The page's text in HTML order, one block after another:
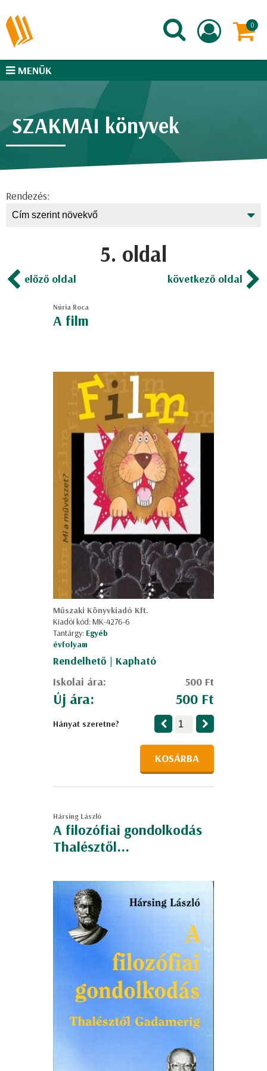
MENÜK
SZAKMAI könyvek
Rendezés:
5. oldal
előző oldal következő oldal
Núria Roca
A film
Műszaki Könyvkiadó Kft.
Kiadói kód: MK-4276-6
Tantárgy: Egyéb
évfolyam
Rendelhető | Kapható
Iskolai ára:
500 Ft
Új ára: 500 Ft
Hányat szeretne?
KOSÁRBA
Hársing László
A filozófiai gondolkodás
Thalésztől...